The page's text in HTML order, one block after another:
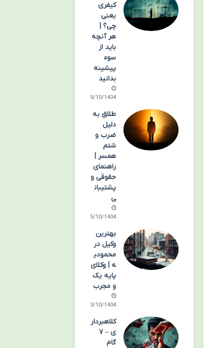
کیفری
یعنی
چی؟ |
هر آنچه
باید از
سوء
پیشینه
بدانید
05/10/1404
طلاق به
دلیل
ضرب و
شتم
همسر |
راهنمای
حقوقی و
پشتیبان
ی
05/10/1404
بهترین
وکیل در
محمودی
ه | وکلای
پایه یک
و مجرب
03/10/1404
کلاهبردار
ی – ۷
گام